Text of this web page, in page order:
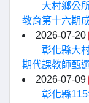
大村鄉公
教育第十六期
2026-07-20
彰化縣大
期代課教師甄
2026-07-09
彰化縣